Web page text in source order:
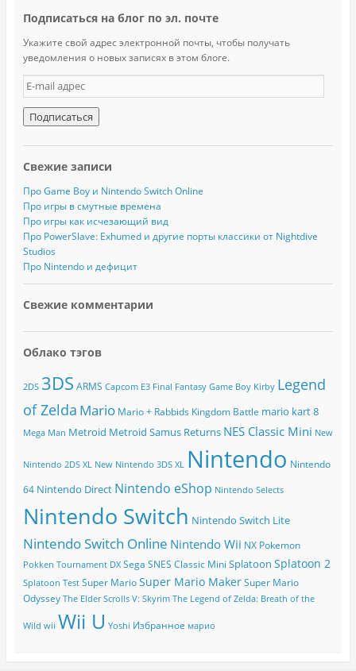
Подписаться на блог по эл. почте
Укажите свой адрес электронной почты, чтобы получать
уведомления о новых записях в этом блоге.
E
-
m
a
i
а
д
р
е
с
Свежие записи
Про Game Boy и Nintendo Switch Online
Про игры в смутные времена
Про игры как исчезающий вид
Про PowerSlave: Exhumed и другие порты классики от Nightdive
Studios
Про Nintendo и дефицит
Свежие комментарии
Облако тэгов
2DS 3DS ARMS Capcom E3 Final Fantasy Game Boy Kirby Legend
of Zelda Mario Mario + Rabbids Kingdom Battle mario kart 8
Mega Man Metroid Metroid Samus Returns NES Classic Mini New
Nintendo 2DS XL New Nintendo 3DS XL Nintendo Nintendo
64 Nintendo Direct Nintendo eShop Nintendo Selects
Nintendo Switch Nintendo Switch Lite
Nintendo Switch Online Nintendo Wii NX Pokemon
Pokken Tournament DX Sega SNES Classic Mini Splatoon Splatoon 2
Splatoon Test Super Mario Super Mario Maker Super Mario
Odyssey The Elder Scrolls V: Skyrim The Legend of Zelda: Breath of the
Wild wii Wii U Yoshi Избранное марио